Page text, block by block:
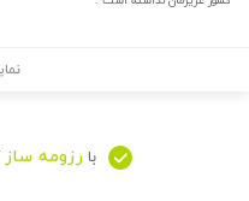
با رزومه ساز